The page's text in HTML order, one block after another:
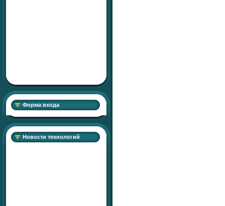
Форма входа
Новости технологий